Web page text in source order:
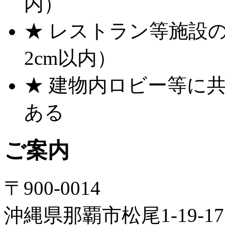
★ レストラン等施設
2cm以内）
★ 建物内ロビー等に
ある
ご案内
〒900-0014
沖縄県那覇市松尾1-19-